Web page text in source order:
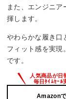
また、エンジニア
揮します。
やわらかな履き口
フィット感を実現
です。
Amazon